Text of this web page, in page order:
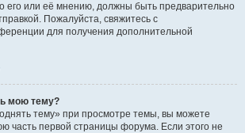
его или её мнению, должны быть предварительно
Пожалуйста, свяжитесь с
для получения дополнительной
мою тему?
тему» при просмотре темы, вы можете
часть первой страницы форума. Если этого не